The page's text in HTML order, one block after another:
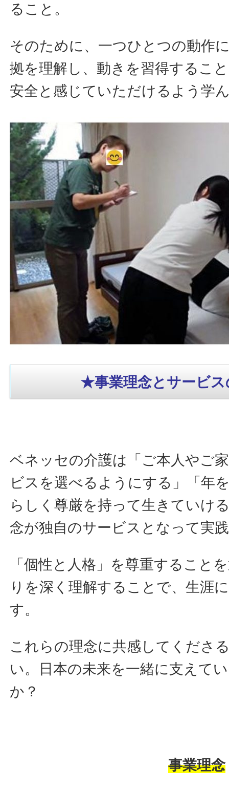
ること。
そのために、一つひとつの動作
拠を理解し、動きを習得するこ
安全と感じていただけるよう学
★事業理念とサービ
ベネッセの介護は「ご本人やご
ビスを選べるようにする」「年
らしく尊厳を持って生きていけ
念が独自のサービスとなって実
「個性と人格」を尊重すること
りを深く理解することで、生涯
す。
これらの理念に共感してくださ
い。日本の未来を一緒に支えて
か？
事業理念